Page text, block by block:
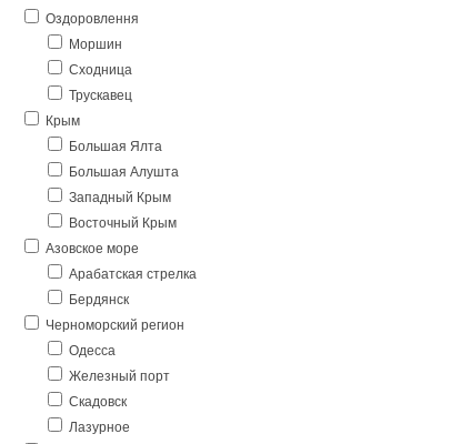
Оздоровлення
Моршин
Сходница
Трускавец
Крым
Большая Ялта
Большая Алушта
Западный Крым
Восточный Крым
Азовское море
Арабатская стрелка
Бердянск
Черноморский регион
Одесса
Железный порт
Скадовск
Лазурное